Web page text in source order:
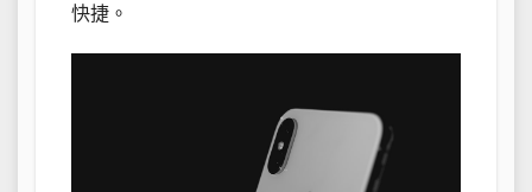
快捷。